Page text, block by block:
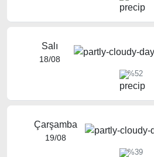
Salı
18/08
%52
Çarşamba
19/08
%39